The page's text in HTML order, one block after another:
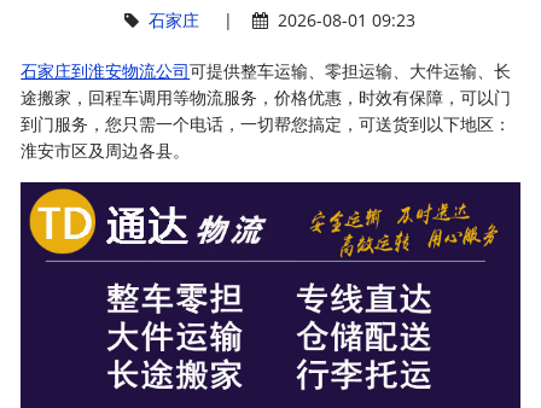
石家庄 | 2026-08-01 09:23
石家庄到淮安物流公司可提供整车运输、零担运输、大件运输、长
途搬家，回程车调用等物流服务，价格优惠，时效有保障，可以门
到门服务，您只需一个电话，一切帮您搞定，可送货到以下地区：
淮安市区及周边各县。